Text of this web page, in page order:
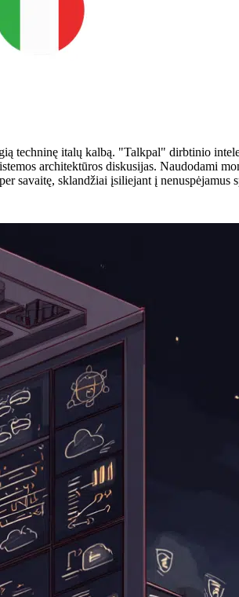
techninę italų kalbą. "Talkpal" dirbtinio
architektūros diskusijas. Naudodami
savaitę, sklandžiai įsiliejant į nenuspėjamus